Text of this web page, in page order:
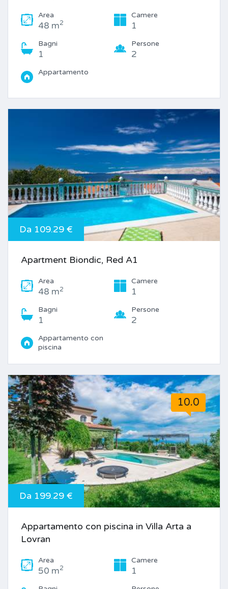
Area
48 m2
Camere
1
Bagni
1
Persone
2
Appartamento
Da 109.29 €
Apartment Biondic, Red A1
Area
48 m2
Camere
1
Bagni
1
Persone
2
Appartamento con
piscina
10.0
Da 199.29 €
Appartamento con piscina in Villa Arta a
Lovran
Area
50 m2
Camere
1